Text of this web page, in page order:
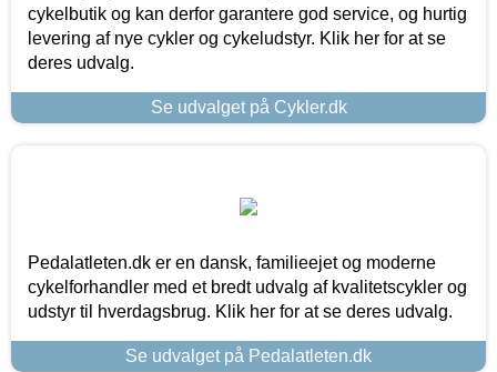
cykelbutik og kan derfor garantere god service, og hurtig
levering af nye cykler og cykeludstyr. Klik her for at se
deres udvalg.
Se udvalget på Cykler.dk
Pedalatleten.dk er en dansk, familieejet og moderne
cykelforhandler med et bredt udvalg af kvalitetscykler og
udstyr til hverdagsbrug. Klik her for at se deres udvalg.
Se udvalget på Pedalatleten.dk